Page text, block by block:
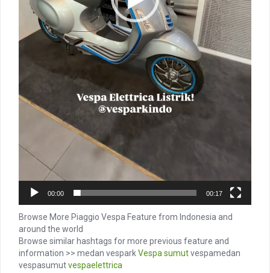
00:00 00:17
Browse More Piaggio Vespa Feature from Indonesia and
around the world
Browse similar hashtags for more previous feature and
information >> medan vesparkVespa sumutvespamedan
vespasumutvespaelettrica